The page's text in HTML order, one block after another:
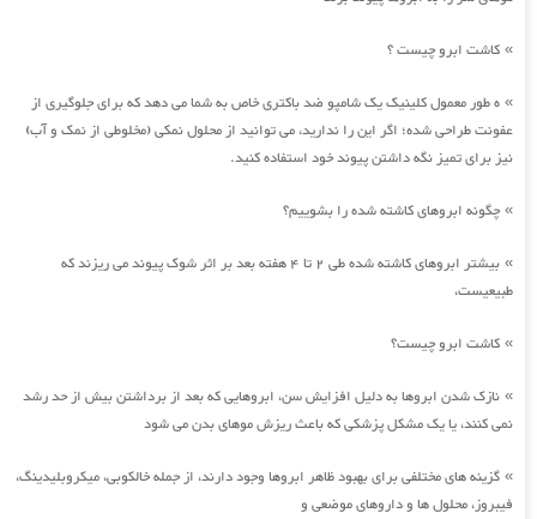
» کاشت ابرو چیست ؟
» ه طور معمول کلینیک یک شامپو ضد باکتری خاص به شما می دهد که برای جلوگیری از
عفونت طراحی شده؛ اگر این را ندارید، می توانید از محلول نمکی (مخلوطی از نمک و آب)
نیز برای تمیز نگه داشتن پیوند خود استفاده کنید.
» چگونه ابروهای کاشته شده را بشوییم؟
»
بیشتر ابروهای کاشته شده طی 2 تا 4 هفته بعد بر اثر شوک پیوند می ریزند که
طبیعیست،
» کاشت ابرو چیست؟
» نازک شدن ابروها به دلیل افزایش سن، ابروهایی که بعد از برداشتن بیش از حد رشد
نمی کنند، یا یک مشکل پزشکی که باعث ریزش موهای بدن می شود
» گزینه های مختلفی برای بهبود ظاهر ابروها وجود دارند، از جمله خالکوبی، میکروبلیدینگ،
فیبروز، محلول ها و داروهای موضعی و